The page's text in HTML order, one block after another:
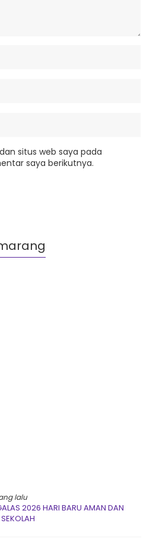
situs web saya pada
saya berikutnya.
lalu
2026 HARI BARU AMAN DAN